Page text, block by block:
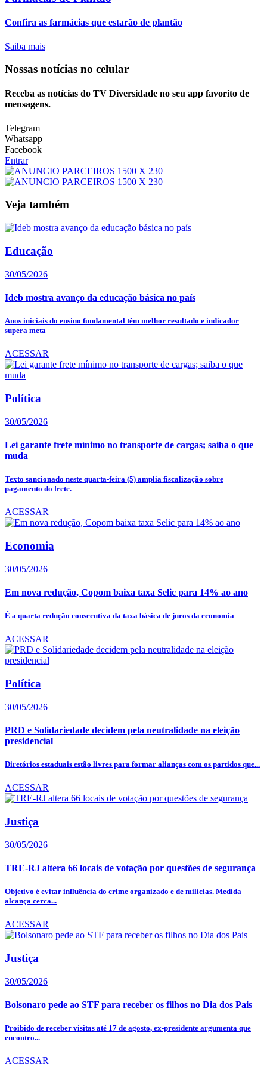
Confira as farmácias que estarão de plantão
Saiba mais
Nossas notícias no celular
Receba as notícias do TV Diversidade no seu app favorito de
mensagens.
Telegram
Whatsapp
Facebook
Entrar
Veja também
Educação
30/05/2026
Ideb mostra avanço da educação básica no país
Anos iniciais do ensino fundamental têm melhor resultado e indicador
supera meta
ACESSAR
Política
30/05/2026
Lei garante frete mínimo no transporte de cargas; saiba o que
muda
Texto sancionado neste quarta-feira (5) amplia fiscalização sobre
pagamento do frete.
ACESSAR
Economia
30/05/2026
Em nova redução, Copom baixa taxa Selic para 14% ao ano
É a quarta redução consecutiva da taxa básica de juros da economia
ACESSAR
Política
30/05/2026
PRD e Solidariedade decidem pela neutralidade na eleição
presidencial
Diretórios estaduais estão livres para formar alianças com os partidos que...
ACESSAR
Justiça
30/05/2026
TRE-RJ altera 66 locais de votação por questões de segurança
Objetivo é evitar influência do crime organizado e de milícias. Medida
alcança cerca...
ACESSAR
Justiça
30/05/2026
Bolsonaro pede ao STF para receber os filhos no Dia dos Pais
Proibido de receber visitas até 17 de agosto, ex-presidente argumenta que
encontro...
ACESSAR